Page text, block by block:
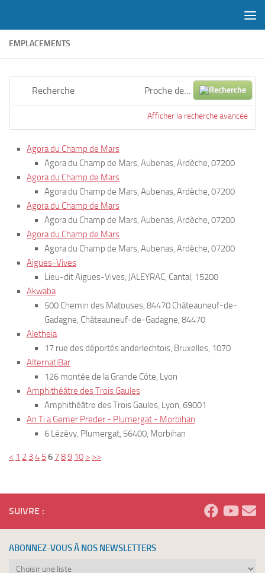
EMPLACEMENTS
Recherche
Proche
Afficher la recherche avancée
Agora du Champ de Mars
Agora du Champ de Mars, Aubenas, Ardèche, 07200
Agora du Champ de Mars
Agora du Champ de Mars, Aubenas, Ardèche, 07200
Agora du Champ de Mars
Agora du Champ de Mars, Aubenas, Ardèche, 07200
Agora du Champ de Mars
Agora du Champ de Mars, Aubenas, Ardèche, 07200
Aigues-Vives
Lieu-dit Aigues-Vives, JALEYRAC, Cantal, 15200
Akwaba
500 Chemin des Matouses, 84470 Châteauneuf-de-
Gadagne, Châteauneuf-de-Gadagne, 84470
Aletheia
17 rue des déportés anderlechtois, Bruxelles, 1070
AlternatiBar
126 montée de la Grande Côte, Lyon
Amphithéâtre des Trois Gaules
Amphithéâtre des Trois Gaules, Lyon, 69001
An Ti a Gemer Preder - Plumergat - Morbihan
6 Lézévy, Plumergat, 56400, Morbihan
< 1 2 34 56 789 10 > >>
SUIVRE :
ABONNEZ-VOUS À NOS NEWSLETTERS
Abonnez-